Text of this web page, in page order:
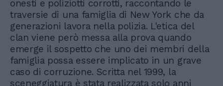
onesti e poliziotti corrotti, raccontando le
traversie di una famiglia di New York che da
generazioni lavora nella polizia. L'etica del
clan viene però messa alla prova quando
emerge il sospetto che uno dei membri della
famiglia possa essere implicato in un grave
caso di corruzione. Scritta nel 1999, la
sceneggiatura è stata realizzata solo anni